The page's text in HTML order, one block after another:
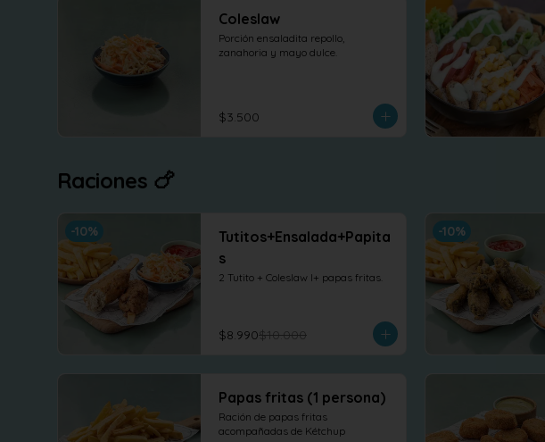
Coleslaw
Porción ensaladita repollo,
zanahoria y mayo dulce.
$3.500
Raciones 🍗
-10%
Tutitos+Ensalada+Papita
s
2 Tutito + Coleslaw l+ papas fritas.
$8.990$10.000
-10%
Papas fritas (1 persona)
Ración de papas fritas
acompañadas de Kétchup